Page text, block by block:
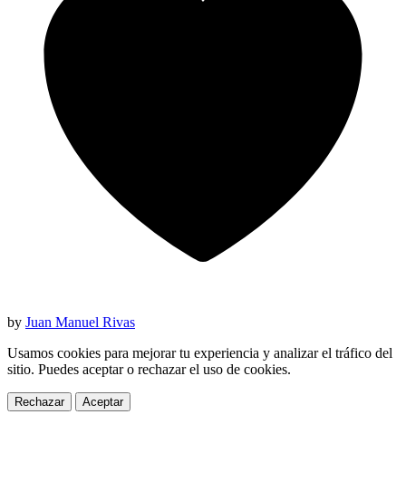
by Juan Manuel Rivas
Usamos cookies para mejorar tu experiencia y analizar el tráfico del
sitio. Puedes aceptar o rechazar el uso de cookies.
Rechazar Aceptar